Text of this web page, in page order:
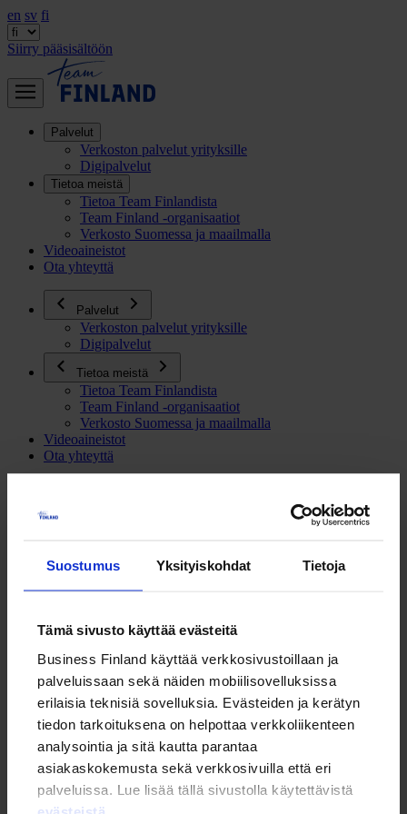
Suostumus Yksityiskohdat Tietoja
Tämä sivusto käyttää evästeitä
Business Finland käyttää verkkosivustoillaan ja
palveluissaan sekä näiden mobiilisovelluksissa
erilaisia teknisiä sovelluksia. Evästeiden ja kerätyn
tiedon tarkoituksena on helpottaa verkkoliikenteen
analysointia ja sitä kautta parantaa
asiakaskokemusta sekä verkkosivuilla että eri
palveluissa. Lue lisää tällä sivustolla käytettävistä
evästeistä
en sv fi
Siirry pääsisältöön
Palvelut
Verkoston palvelut yrityksille
Digipalvelut
Tietoa meistä
Tietoa Team Finlandista
Team Finland -organisaatiot
Verkosto Suomessa ja maailmalla
Videoaineistot
Ota yhteyttä
Palvelut
Verkoston palvelut yrityksille
Digipalvelut
Tietoa meistä
Tietoa Team Finlandista
Team Finland -organisaatiot
Verkosto Suomessa ja maailmalla
Videoaineistot
Ota yhteyttä
Team Finland
Finnpartnershipin hakemustyöpaja
8.00-15.00
On-line työpaja (Teams)
On-line työpaja (Teams)
Lue lisää työpajasta ja ilmoittaudu
On-line työpaja (Teams)
LinkedIn
Facebook